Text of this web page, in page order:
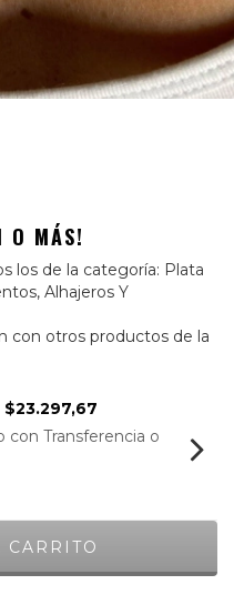
O MÁS!
los de la categoría: Plata
Alhajeros Y
con otros productos de la
$23.297,67
con Transferencia o